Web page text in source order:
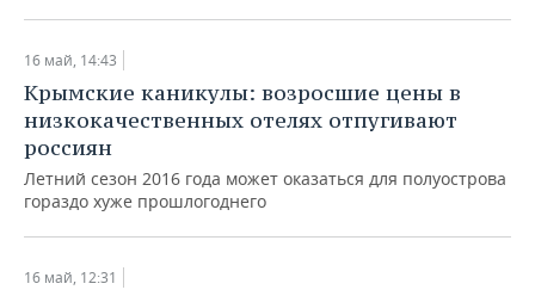
16 май, 14:43
Крымские каникулы: возросшие цены в
низкокачественных отелях отпугивают
россиян
Летний сезон 2016 года может оказаться для полуострова
гораздо хуже прошлогоднего
16 май, 12:31